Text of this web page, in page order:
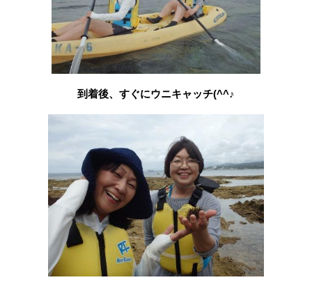
到着後、すぐにウニキャッチ(^^♪